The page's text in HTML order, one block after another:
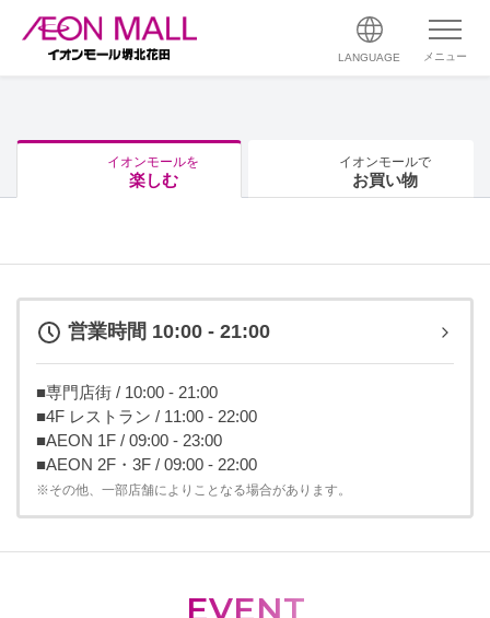
LANGUAGE メニュー
イオンモールを
楽しむ
イオンモールで
お買い物
営業時間 10:00 - 21:00
■専門店街 / 10:00 - 21:00
■4F レストラン / 11:00 - 22:00
■AEON 1F / 09:00 - 23:00
■AEON 2F・3F / 09:00 - 22:00
※その他、一部店舗によりことなる場合があります。
EVENT